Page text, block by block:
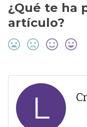
¿Qué te ha
artículo?
L